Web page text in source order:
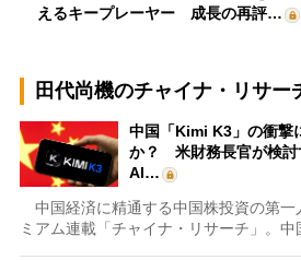
えるキープレーヤー 成長の再評…
田代尚機のチャイナ・リサー
中国「Kimi K3」の衝撃
か？ 米財務長官が検討
AI…
中国経済に精通する中国株投資の第一
ミアム連載「チャイナ・リサーチ」。中